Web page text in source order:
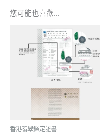
您可能也喜歡…
香港翡翠鑑定證書